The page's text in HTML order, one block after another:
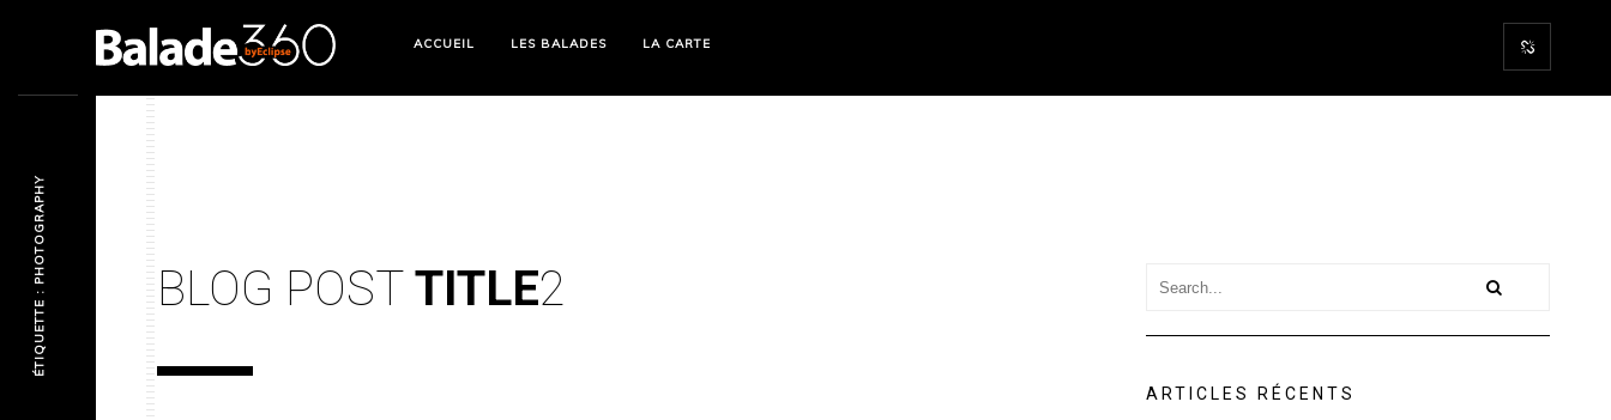
ACCUEIL LES BALADES LA CARTE
BLOG POSTTITLE2
ARTICLES RÉCENTS
ÉTIQUETTE : PHOTOGRAPHY